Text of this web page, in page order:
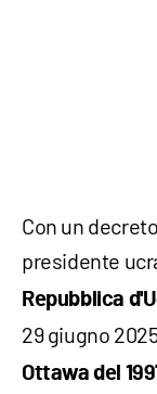
Con un
presidente
Repubblica
29 giugno
Ottawa del